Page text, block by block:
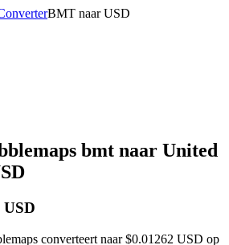
BMT naar USD
bmt naar United
converteert naar $0.01262 USD op